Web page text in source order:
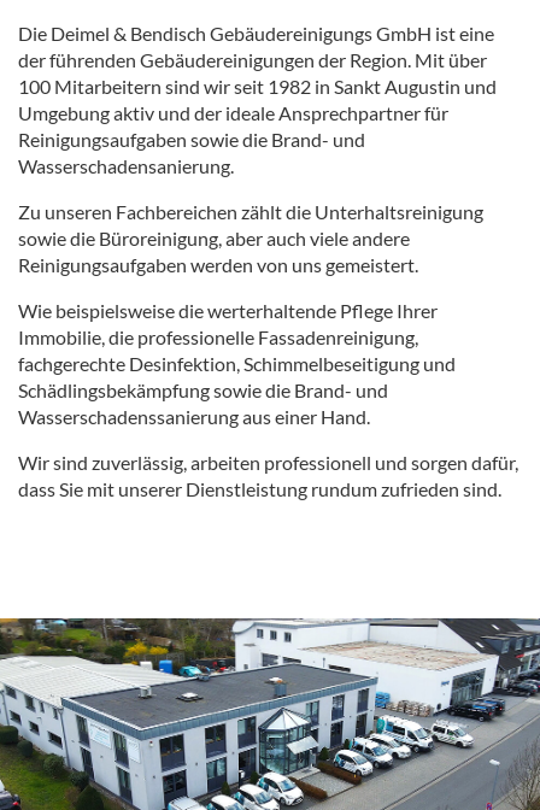
Die Deimel & Bendisch Gebäudereinigungs GmbH ist eine
der führenden Gebäudereinigungen der Region. Mit über
100 Mitarbeitern sind wir seit 1982 in Sankt Augustin und
Umgebung aktiv und der ideale Ansprechpartner für
Reinigungsaufgaben sowie die Brand- und
Wasserschadensanierung.
Zu unseren Fachbereichen zählt die Unterhaltsreinigung
sowie die Büroreinigung, aber auch viele andere
Reinigungsaufgaben werden von uns gemeistert.
Wie beispielsweise die werterhaltende Pflege Ihrer
Immobilie, die professionelle Fassadenreinigung,
fachgerechte Desinfektion, Schimmelbeseitigung und
Schädlingsbekämpfung sowie die Brand- und
Wasserschadenssanierung aus einer Hand.
Wir sind zuverlässig, arbeiten professionell und sorgen dafür,
dass Sie mit unserer Dienstleistung rundum zufrieden sind.